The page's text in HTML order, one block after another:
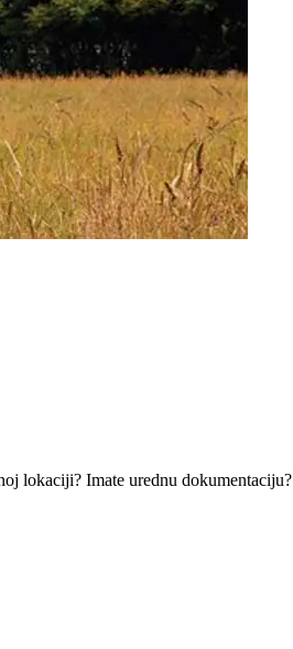
lokaciji? Imate urednu dokumentaciju?